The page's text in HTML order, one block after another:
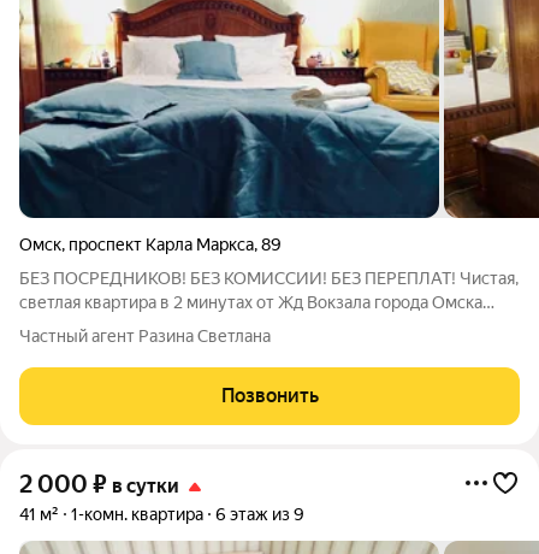
Омск, проспект Карла Маркса,89
БЕЗ ПОСРЕДНИКОВ! БЕЗ КОМИССИИ! БЕЗ ПЕРЕПЛАТ! Чистая,
светлая квартира в 2 минутах от Жд Вокзала города Омска
Постельное белье, на каждого гостя по 2 полотенца; На кухне:
тарелки, кружки,
Частный агент Разина Светлана
Позвонить
2 000 ₽ в сутки
41 м² 1-комн. квартира 6 этаж из 9